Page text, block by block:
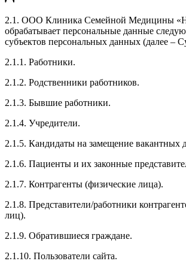
2.1. ООО Клиника Семейной Медицины
обрабатывает персональные данные
субъектов персональных данных (далее –
2.1.1. Работники.
2.1.2. Родственники работников.
2.1.3. Бывшие работники.
2.1.4. Учредители.
2.1.5. Кандидаты на замещение вакантных
2.1.6. Пациенты и их законные
2.1.7. Контрагенты (физические лица).
2.1.8. Представители/работники
лиц).
2.1.9. Обратившиеся граждане.
2.1.10. Пользователи сайта.